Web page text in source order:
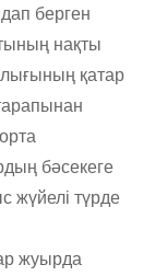
берген
нақты
қатар
бәсекеге
жүйелі түрде
жуырда